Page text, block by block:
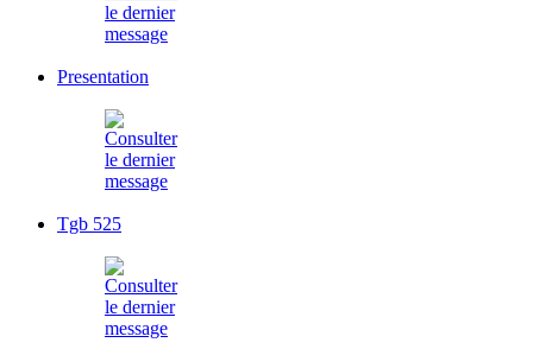
Presentation
Tgb 525